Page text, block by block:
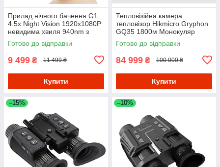
Прилад нічного бачення G1
4.5х Night Vision 1920x1080P
невидима хвиля 940nm з
кріпленням на голову
Готово до відправки
9 499 ₴ 11 499 ₴
Купити
Тепловізійна камера
тепловізор Hikmicro Gryphon
GQ35 1800м Монокуляр
Готово до відправки
84 999 ₴ 100 000 ₴
Купити
–15% –10%